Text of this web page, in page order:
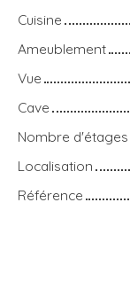
Cuisine
Ameublement
Vue
Cave
Nombre
Localisation
Référence